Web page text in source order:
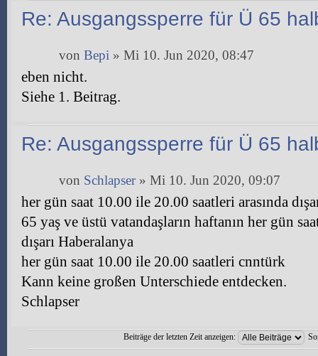
Re: Ausgangssperre für Ü 65
von Bepi » Mi 10. Jun 2020, 08:47
eben nicht.
Siehe 1. Beitrag.
Re: Ausgangssperre für Ü 65
von Schlapser» Mi 10. Jun 2020, 09:07
her gün saat 10.00 ile 20.00 saatleri arasında
65 yaş ve üstü vatandaşların haftanın her gün
dışarı Haberalanya
her gün saat 10.00 ile 20.00 saatleri cnntürk
Kann keine großen Unterschiede entdecken.
Schlapser
Beiträge der letzten Zeit anzeigen: